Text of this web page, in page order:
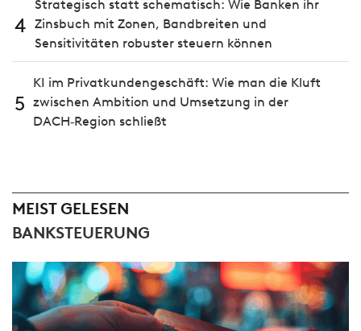
4
Strategisch statt schematisch: Wie Banken ihr
Zinsbuch mit Zonen, Bandbreiten und
Sensitivitäten robuster steuern können
5
KI im Privatkundengeschäft: Wie man die Kluft
zwischen Ambition und Umsetzung in der
DACH‑Region schließt
MEIST GELESEN
BANKSTEUERUNG